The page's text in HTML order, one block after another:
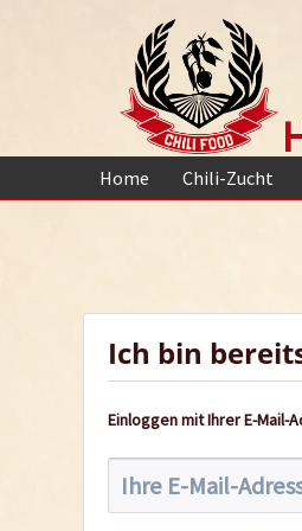
Home Chili-Zucht
Ich bin
Einloggen mit Ihrer E-Mail-